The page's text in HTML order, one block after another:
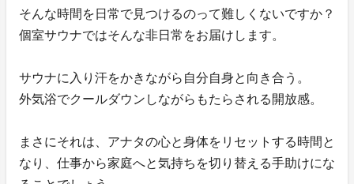
そんな時間を日常で見つけるのって難しくないですか？
個室サウナではそんな非日常をお届けします。
サウナに入り汗をかきながら自分自身と向き合う。
外気浴でクールダウンしながらもたらされる開放感。
まさにそれは、アナタの心と身体をリセットする時間と
なり、仕事から家庭へと気持ちを切り替える手助けにな